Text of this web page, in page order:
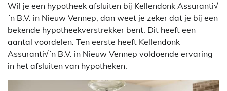
Wil je een hypotheek afsluiten bij Kellendonk Assuranti√
´n B.V. in Nieuw Vennep, dan weet je zeker dat je bij een
bekende hypotheekverstrekker bent. Dit heeft een
aantal voordelen. Ten eerste heeft Kellendonk
Assuranti√´n B.V. in Nieuw Vennep voldoende ervaring
in het afsluiten van hypotheken.